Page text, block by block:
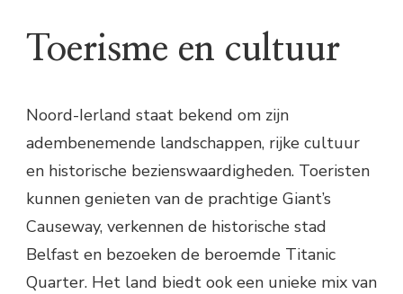
Toerisme en cultuur
Noord-Ierland staat bekend om zijn
adembenemende landschappen, rijke cultuur
en historische bezienswaardigheden. Toeristen
kunnen genieten van de prachtige Giant’s
Causeway, verkennen de historische stad
Belfast en bezoeken de beroemde Titanic
Quarter. Het land biedt ook een unieke mix van